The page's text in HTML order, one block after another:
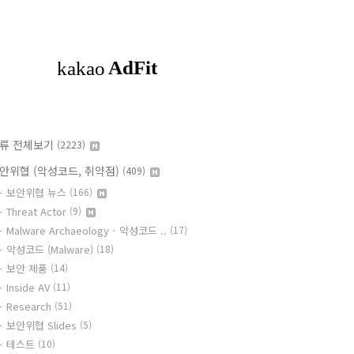
전체보기 (2223)
위협 (악성코드, 취약점) (409)
보안위협 뉴스 (166)
Threat Actor (9)
Malware Archaeology - 악성코드 .. (17)
악성코드 (Malware) (18)
보안 제품 (14)
Inside AV (11)
Research (51)
보안위협 Slides (5)
테스트 (10)